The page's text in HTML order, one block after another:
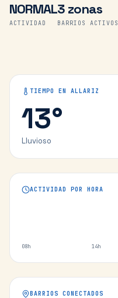
NORMAL
ACTIVIDAD
3 zonas
BARRIOS ACTIVOS
TIEMPO EN ALLARIZ
13°
Lluvioso
ACTIVIDAD POR HORA
08h 14h
BARRIOS CONECTADOS